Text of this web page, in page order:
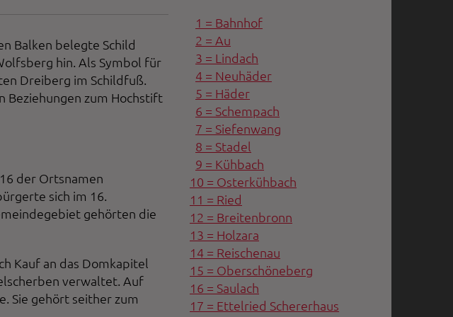
Balken belegte Schild
hin. Als Symbol für
Dreiberg im Schildfuß.
Beziehungen zum Hochstift
der Ortsnamen
sich im 16.
gehörten die
Kauf an das Domkapitel
verwaltet. Auf
Sie gehört seither zum
1 = Bahnhof
2 = Au
3 = Lindach
4 = Neuhäder
5 = Häder
6 = Schempach
7 = Siefenwang
8 = Stadel
9 = Kühbach
10 = Osterkühbach
11 = Ried
12 = Breitenbronn
13 = Holzara
14 = Reischenau
15 = Oberschöneberg
16 = Saulach
17 = Ettelried Schererhaus